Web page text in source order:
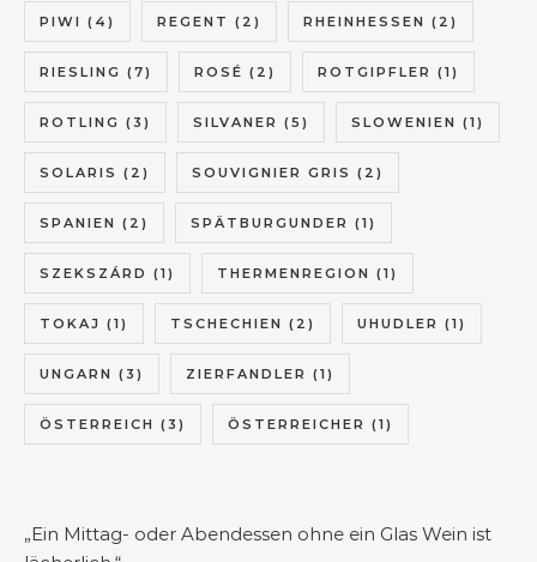
PIWI (4) REGENT (2) RHEINHESSEN (2)
RIESLING (7) ROSÉ (2) ROTGIPFLER (1)
ROTLING (3) SILVANER (5) SLOWENIEN (1)
SOLARIS (2) SOUVIGNIER GRIS (2)
SPANIEN (2) SPÄTBURGUNDER (1)
SZEKSZÁRD (1) THERMENREGION (1)
TOKAJ (1) TSCHECHIEN (2) UHUDLER (1)
UNGARN (3) ZIERFANDLER (1)
ÖSTERREICH (3) ÖSTERREICHER (1)
„Ein Mittag- oder Abendessen ohne ein Glas Wein ist